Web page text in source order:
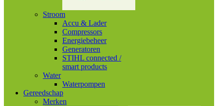
Stroom
Accu & Lader
Compressors
Energiebeheer
Generatoren
STIHL connected /
smart products
Water
Waterpompen
Gereedschap
Merken